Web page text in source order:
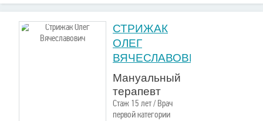
СТРИЖАК
ОЛЕГ
ВЯЧЕСЛАВОВИЧ
Мануальный
терапевт
Стаж 15 лет / Врач
первой категории